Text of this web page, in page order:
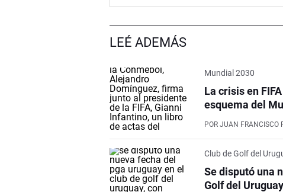
LEÉ ADEMÁS
Mundial 2030
La crisis en
esquema del
POR JUAN FRANCISCO
Club de Golf del
Se disputó una
Golf del